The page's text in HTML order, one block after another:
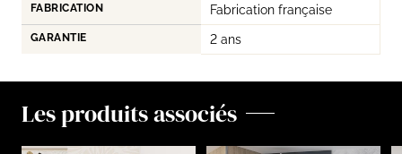
FABRICATION Fabrication française
GARANTIE 2 ans
Les produits associés